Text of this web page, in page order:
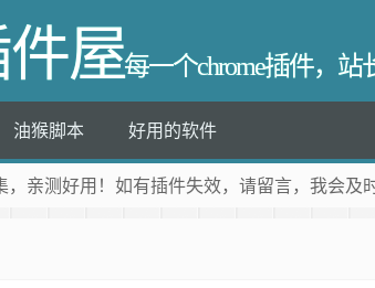
件屋每一个chrome插件，
油猴脚本 好用的软件
，亲测好用！如有插件失效，请留言，我会及